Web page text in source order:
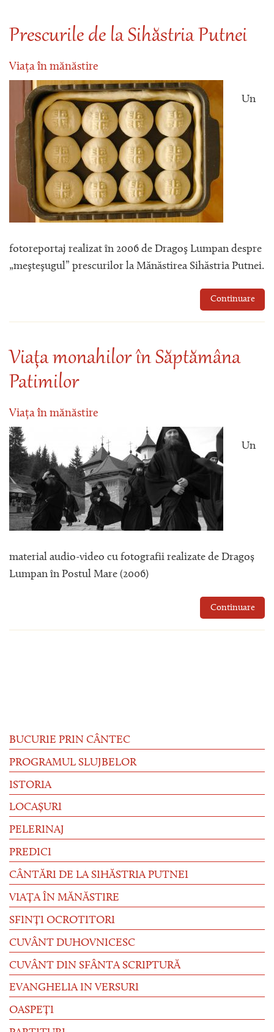
Prescurile de la Sihăstria Putnei
Viața în mănăstire
Un
fotoreportaj realizat în 2006 de Dragoş Lumpan despre
„meşteşugul” prescurilor la Mănăstirea Sihăstria Putnei.
Continuare
Viaţa monahilor în Săptămâna
Patimilor
Viața în mănăstire
Un
material audio-video cu fotografii realizate de Dragoș
Lumpan în Postul Mare (2006)
Continuare
BUCURIE PRIN CÂNTEC
PROGRAMUL SLUJBELOR
ISTORIA
LOCAȘURI
PELERINAJ
PREDICI
CÂNTĂRI DE LA SIHĂSTRIA PUTNEI
VIAȚA ÎN MĂNĂSTIRE
SFINȚI OCROTITORI
CUVÂNT DUHOVNICESC
CUVÂNT DIN SFÂNTA SCRIPTURĂ
EVANGHELIA IN VERSURI
OASPEȚI